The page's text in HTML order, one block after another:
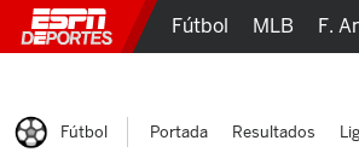
Fútbol MLB F.
Fútbol Portada Resultados